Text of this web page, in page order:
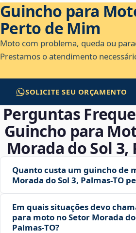
Guincho para
Perto de Mim
Moto com problema, queda ou
Prestamos o atendimento
SOLICITE SEU ORÇAMENTO
Perguntas
Guincho para
Morada do Sol 3,
Quanto custa um guincho de
Morada do Sol 3, Palmas‑TO
Em quais situações devo
para moto no Setor Morada do
Palmas‑TO?